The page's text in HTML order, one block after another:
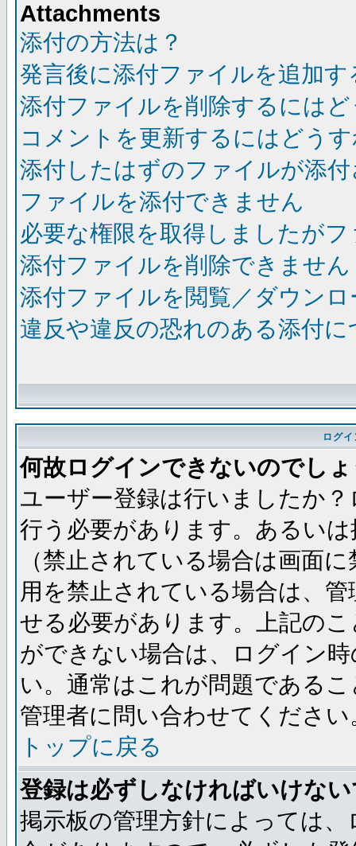
Attachments
添付の方法は？
発言後に添付ファイルを追加
添付ファイルを削除するには
コメントを更新するにはどう
添付したはずのファイルが添
ファイルを添付できません
必要な権限を取得しましたが
添付ファイルを削除できません
添付ファイルを閲覧／ダウン
違反や違反の恐れのある添付
ログ
何故ログインできないのでし
ユーザー登録は行いましたか
行う必要があります。あるい
（禁止されている場合は画面
用を禁止されている場合は、
せる必要があります。上記の
ができない場合は、ログイン
い。通常はこれが問題である
管理者に問い合わせてください
トップに戻る
登録は必ずしなければいけな
掲示板の管理方針によっては